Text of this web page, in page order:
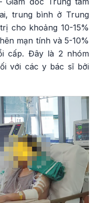
trung bình ở Trung
cho khoảng 10-15%
mạn tính và 5-10%
cấp. Đây là 2 nhóm
với các y bác sĩ bởi